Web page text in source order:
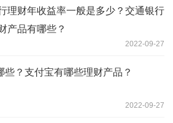
理财年收益率一般是多少？交通银行
产品有哪些？
2022-09-27
些？支付宝有哪些理财产品？
2022-09-27